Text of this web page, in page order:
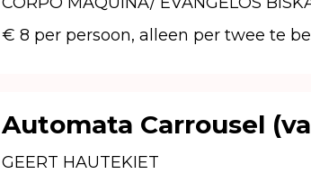
€ 8 per persoon, alleen per twee te
Automata Carrousel
GEERT HAUTEKIET